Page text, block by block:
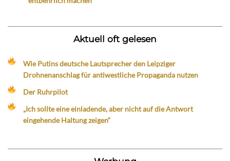
Aktuell oft gelesen
Wie Putins deutsche Lautsprecher den Leipziger
Drohnenanschlag für antiwestliche Propaganda nutzen
Der Ruhrpilot
„Ich sollte eine einladende, aber nicht auf die Antwort
eingehende Haltung zeigen“